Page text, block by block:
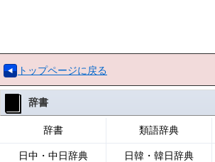
トップページに戻る
辞書
辞書 類語辞典
日中・中日辞典 日韓・韓日辞典